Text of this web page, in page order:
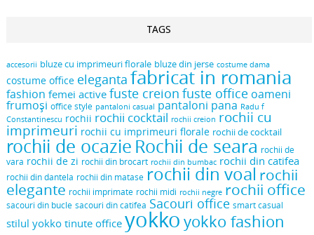
TAGS
accesorii bluze cu imprimeuri florale bluze din jerse costume dama
costume office eleganta fabricat in romania
fashion femei active fuste creion fuste office oameni
frumoși office style pantaloni casual pantaloni pana Radu f
Constantinescu rochii rochii cocktail rochii creion rochii cu
imprimeuri rochii cu imprimeuri florale rochii de cocktail
rochii de ocazie Rochii de seara rochii de
vara rochii de zi rochii din brocart rochii din bumbac rochii din catifea
rochii din dantela rochii din matase rochii din voal rochii
elegante rochii imprimate rochii midi rochii negre rochii office
sacouri din bucle sacouri din catifea Sacouri office smart casual
stilul yokko tinute office yokko yokko fashion